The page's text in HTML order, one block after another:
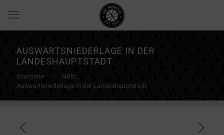
AUSWÄRTSNIEDERLAGE IN DER
LANDESHAUPTSTADT
Startseite
NBBL
Auswärtsniederlage in der Landeshauptstadt